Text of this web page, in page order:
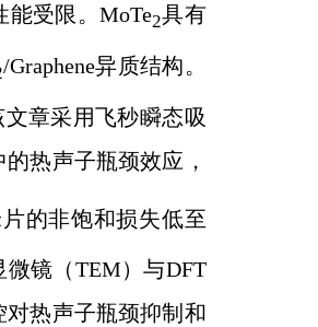
能受限。MoTe2具有
/Graphene异质结构。
章采用飞秒瞬态吸
热声子瓶颈效应，
的非饱和损失低至
镜（TEM）与DFT
热声子瓶颈抑制和